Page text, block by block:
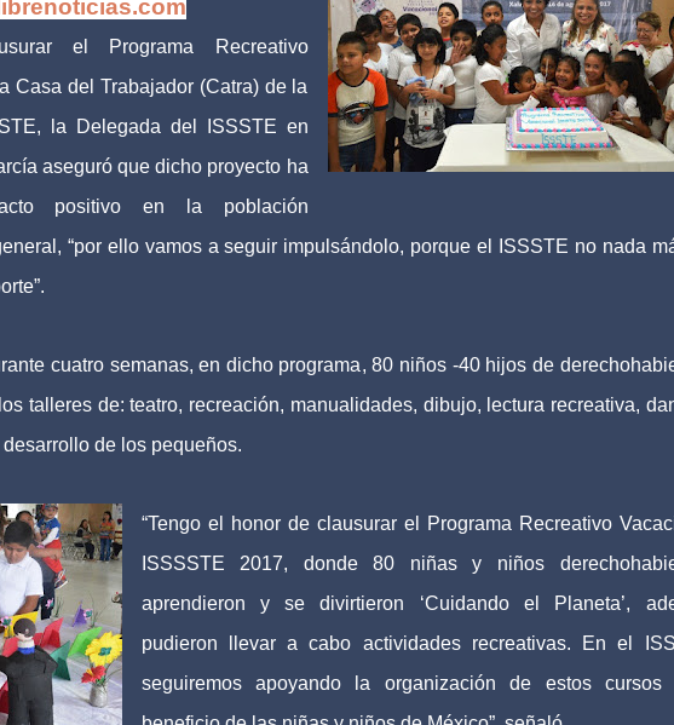
el Programa Recreativo
Casa del Trabajador (Catra) de la
la Delegada del ISSSTE en
aseguró que dicho proyecto ha
positivo en la población
“por ello vamos a seguir impulsándolo, porque el ISSSTE no nada
cuatro semanas, en dicho programa, 80 niños -40 hijos de
talleres de: teatro, recreación, manualidades, dibujo, lectura recreativa,
de los pequeños.
“Tengo el honor de clausurar el Programa Recreativo
ISSSSTE 2017, donde 80 niñas y niños
aprendieron y se divirtieron ‘Cuidando el Planeta’,
pudieron llevar a cabo actividades recreativas. En el
seguiremos apoyando la organización de estos cursos